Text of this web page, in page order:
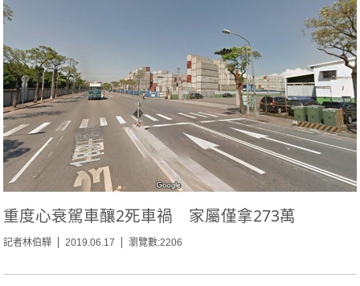
重度心衰駕車釀2死車禍 家屬僅拿273萬
記者林伯驊 2019.06.17 瀏覽數:2206